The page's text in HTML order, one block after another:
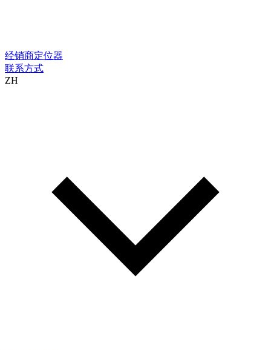
经销商定位器
联系方式
ZH